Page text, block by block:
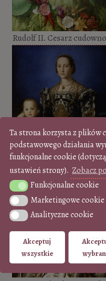
Ta strona korzysta z plików
podstawowego działania
funkcjonalne cookie
ustawień strony). Zobacz
Funkcjonalne cookie
Funkcjonalne cookie
Marketingowe cookie
Marketingowe cookie
Analityczne cookie
Analityczne cookie
Akceptuj
wszystkie
Rudolf II. Cesarz
♫ Agnolo Bronzino
Eleonory Toledańskiej z
synem Janem”